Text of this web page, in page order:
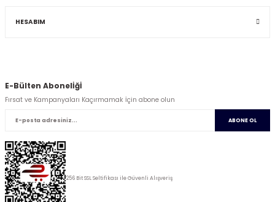
HESABIM
E-Bülten Abonelİğİ
Fırsat ve Kampanyaları Kaçırmamak İçin abone olun
ABONE OL
256 Bit SSL Seltifikası ile Güvenli Alışveriş